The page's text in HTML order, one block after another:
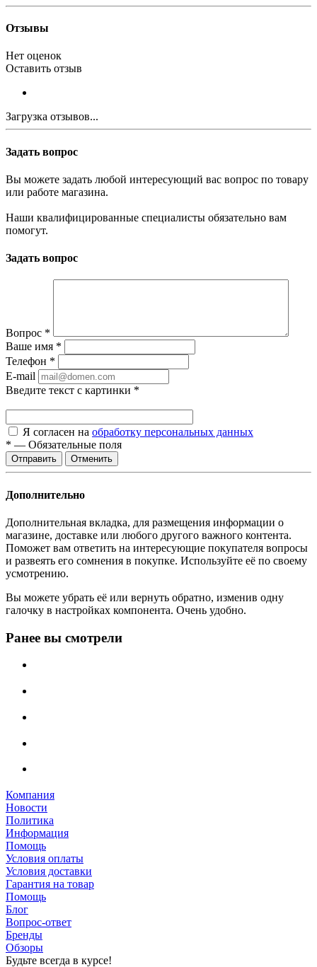
Отзывы
Нет оценок
Оставить отзыв
Загрузка отзывов...
Задать вопрос
Вы можете задать любой интересующий вас вопрос по товару
или работе магазина.
Наши квалифицированные специалисты обязательно вам
помогут.
Задать вопрос
Вопрос *
Ваше имя *
Телефон *
E-mail
Введите текст с картинки *
Я согласен на обработку персональных данных
* — Обязательные поля
Отменить
Дополнительно
Дополнительная вкладка, для размещения информации о
магазине, доставке или любого другого важного контента.
Поможет вам ответить на интересующие покупателя вопросы
и развеять его сомнения в покупке. Используйте её по своему
усмотрению.
Вы можете убрать её или вернуть обратно, изменив одну
галочку в настройках компонента. Очень удобно.
Ранее вы смотрели
Компания
Новости
Политика
Информация
Помощь
Условия оплаты
Условия доставки
Гарантия на товар
Помощь
Блог
Вопрос-ответ
Бренды
Обзоры
Будьте всегда в курсе!